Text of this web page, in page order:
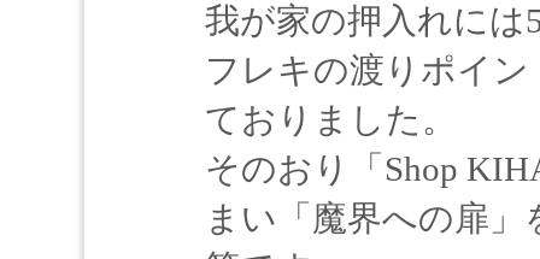
我が家の押入れには
フレキの渡りポイ
ておりました。
そのおり「Shop
まい「魔界への扉